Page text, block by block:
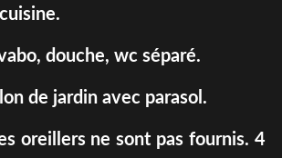
douche, wc séparé.
de jardin avec parasol.
oreillers ne sont pas fournis. 4